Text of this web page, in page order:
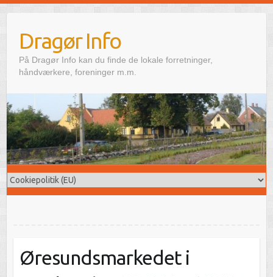
Dragør Info
På Dragør Info kan du finde de lokale forretninger,
håndværkere, foreninger m.m.
Øresundsmarkedet i